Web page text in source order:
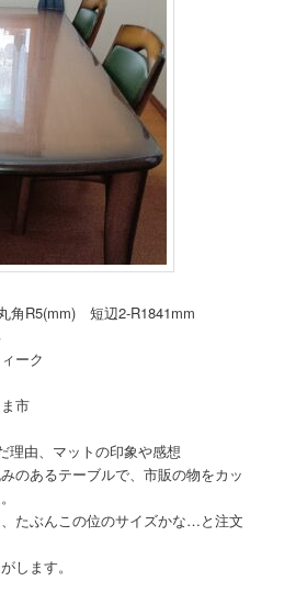
角R5(mm) 短辺2-R1841mm
ーク
市
理由、マットの印象や感想
のあるテーブルで、市販の物をカッ
たぶんこの位のサイズかな…と注文
します。